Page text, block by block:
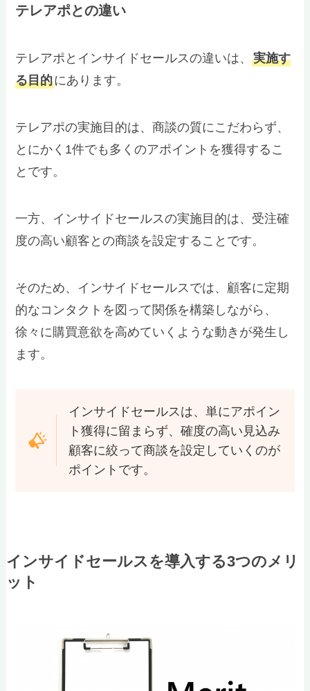
テレアポとの違い
テレアポとインサイドセールスの違いは、実施す
る目的にあります。
テレアポの実施目的は、商談の質にこだわらず、
とにかく1件でも多くのアポイントを獲得するこ
とです。
一方、インサイドセールスの実施目的は、受注確
度の高い顧客との商談を設定することです。
そのため、インサイドセールスでは、顧客に定期
的なコンタクトを図って関係を構築しながら、
徐々に購買意欲を高めていくような動きが発生し
ます。
インサイドセールスは、単にアポイン
ト獲得に留まらず、確度の高い見込み
顧客に絞って商談を設定していくのが
ポイントです。
インサイドセールスを導入する3つのメリ
ット